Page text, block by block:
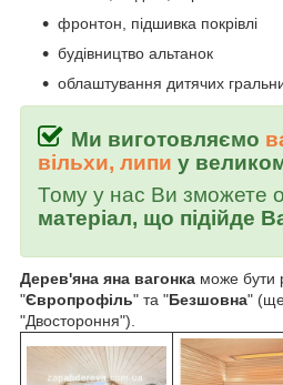
фронтон, підшивка покрівлі
будівництво альтанок
облаштування дитячих
Ми виготовляємо
вільхи, липи у
Тому у нас Ви зможете
матеріал, що підійде
Дерев'яна яна вагонка може бути
"Європрофіль" та "Безшовна"
"Двостороння").